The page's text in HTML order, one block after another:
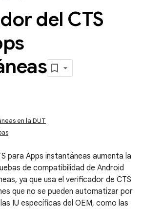
del CTS
en la DUT
para Apps instantáneas aumenta la
de compatibilidad de Android
ya que usa el verificador de CTS
que no se pueden automatizar por
IU específicas del OEM, como las